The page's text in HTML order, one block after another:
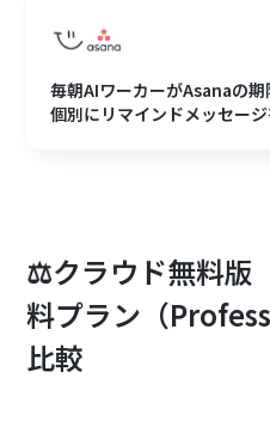
毎朝AIワーカーがAsanaの期
個別にリマインドメッセー
⚖️クラウド無料版
料プラン（
比較